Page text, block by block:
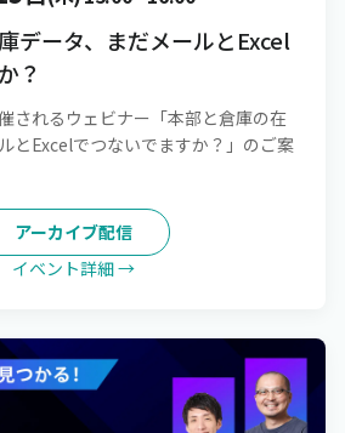
データ、まだメールとExcel
？
されるウェビナー「本部と倉庫の在
とExcelでつないでますか？」のご案
アーカイブ配信
イベント詳細 →